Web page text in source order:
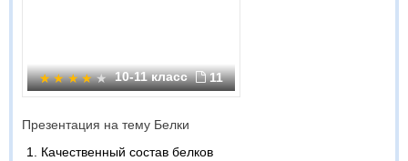
10-11 класс 11
Презентация на тему Белки
Качественный состав белков